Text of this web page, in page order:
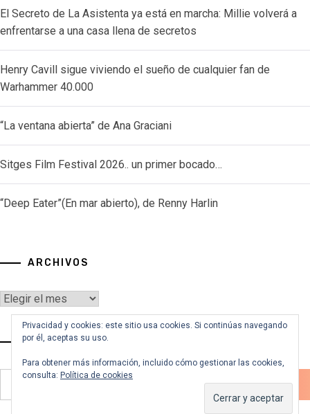
El Secreto de La Asistenta ya está en marcha: Millie volverá a
enfrentarse a una casa llena de secretos
Henry Cavill sigue viviendo el sueño de cualquier fan de
Warhammer 40.000
“La ventana abierta” de Ana Graciani
Sitges Film Festival 2026.. un primer bocado…
“Deep Eater”(En mar abierto), de Renny Harlin
ARCHIVOS
Archivos
VOY A BUSCAR…
Buscar:
Privacidad y cookies: este sitio usa cookies. Si continúas navegando
por él, aceptas su uso.
Para obtener más información, incluido cómo gestionar las cookies,
consulta: Política de cookies